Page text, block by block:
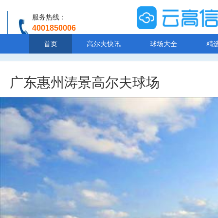
服务热线：
4001850006
首页 高尔夫快讯 球场大全 精
广东惠州涛景高尔夫球场